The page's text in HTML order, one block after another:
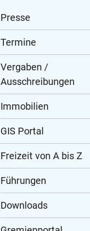
Navigation
überspringen
Presse
Termine
Vergaben /
Ausschreibungen
Immobilien
GIS Portal
Freizeit von A bis Z
Führungen
Downloads